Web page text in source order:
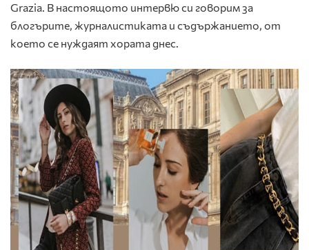
Grazia. В настоящото интервю си говорим за
блогърите, журналистиката и съдържанието, от
което се нуждаят хората днес.